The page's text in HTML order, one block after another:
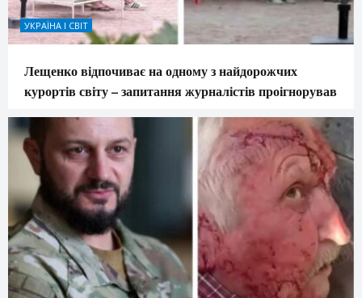
УКРАЇНА І СВІТ
Лещенко відпочиває на одному з найдорожчих
курортів світу – запитання журналістів проігнорував